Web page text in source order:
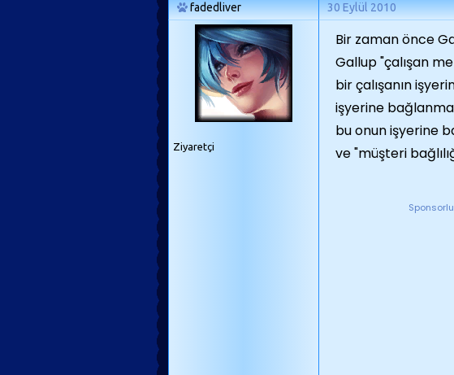
fadedliver 30 Eylül 2010
Ziyaretçi
Bir zaman önce
Gallup "çalışan
bir çalışanın
işyerine
bu onun işyerine
ve "müşteri